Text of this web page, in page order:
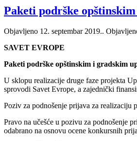
Paketi podrške
Objavljeno 12. septembar 2019..
SAVET EVROPE
Paketi podrške opštinskim i gradskim
U sklopu realizacije druge faze projekta
sprovodi Savet Evrope, a zajednički
Poziv za podnošenje prijava za realizaciju
Pravo na učešće u pozivu za podnošenje
odabrano na osnovu ocene konkursnih